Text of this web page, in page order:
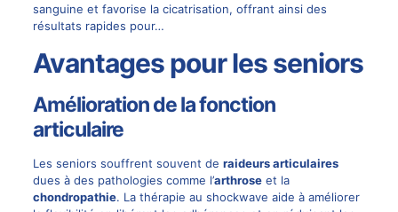
sanguine et favorise la cicatrisation, offrant ainsi des
résultats rapides pour…
Avantages pour les seniors
Amélioration de la fonction
articulaire
Les seniors souffrent souvent de raideurs articulaires
dues à des pathologies comme l’arthroseet la
chondropathie. La thérapie au shockwave aide à améliorer